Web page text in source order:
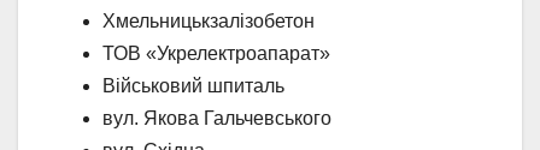
Хмельницькзалізобетон
ТОВ «Укрелектроапарат»
Військовий шпиталь
вул. Якова Гальчевського